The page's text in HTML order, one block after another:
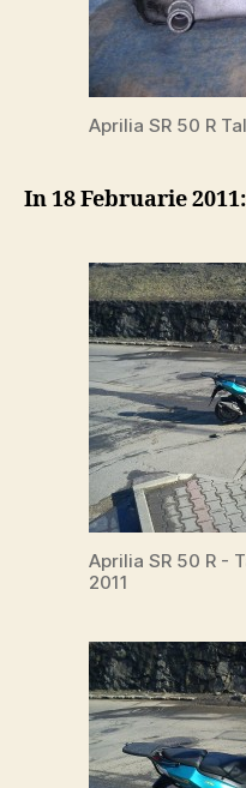
Aprilia SR 50 R
In 18 Februarie 2011:
Aprilia SR 50 R -
2011